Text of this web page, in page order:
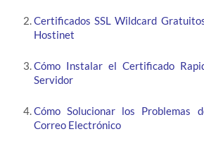
Certificados SSL Wildcard
Hostinet
Cómo Instalar el Certificado
Servidor
Cómo Solucionar los Problemas
Correo Electrónico